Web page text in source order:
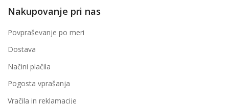
Nakupovanje pri nas
Povpraševanje po meri
Dostava
Načini plačila
Pogosta vprašanja
Vračila in reklamacije